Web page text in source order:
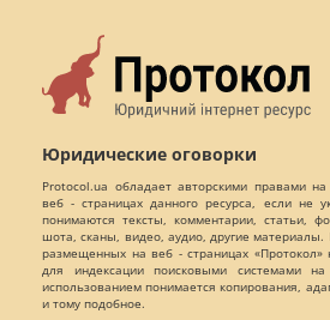
Юридические оговорки
Protocol.ua обладает авторскими правами
веб - страницах данного ресурса, если не
понимаются тексты, комментарии, статьи,
шота, сканы, видео, аудио, другие материалы.
размещенных на веб - страницах «Протокол»
для индексации поисковыми системами
использованием понимается копирования,
и тому подобное.